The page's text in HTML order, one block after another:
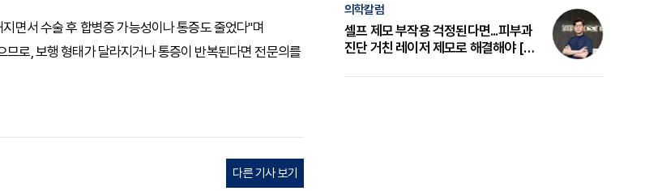
면서 수술 후 합병증 가능성이나 통증도 줄었다"며
로, 보행 형태가 달라지거나 통증이 반복된다면 전문의를
다른 기사 보기
의학칼럼
셀프 제모 부작용 걱정된다면...피부과
진단 거친 레이저 제모로 해결해야 [변